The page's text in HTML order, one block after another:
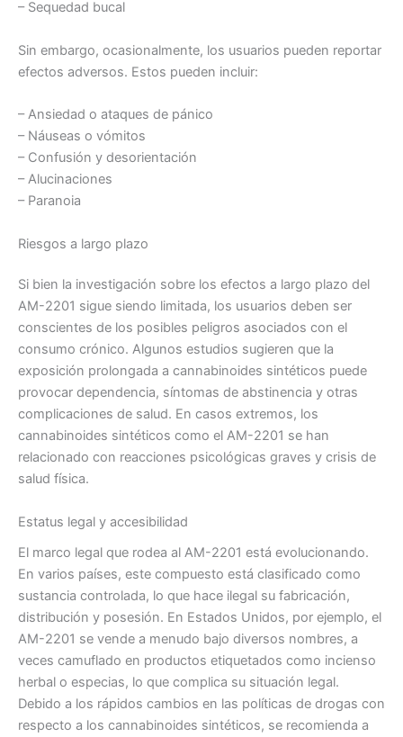
– Sequedad bucal
Sin embargo, ocasionalmente, los usuarios pueden reportar
efectos adversos. Estos pueden incluir:
– Ansiedad o ataques de pánico
– Náuseas o vómitos
– Confusión y desorientación
– Alucinaciones
– Paranoia
Riesgos a largo plazo
Si bien la investigación sobre los efectos a largo plazo del
AM-2201 sigue siendo limitada, los usuarios deben ser
conscientes de los posibles peligros asociados con el
consumo crónico. Algunos estudios sugieren que la
exposición prolongada a cannabinoides sintéticos puede
provocar dependencia, síntomas de abstinencia y otras
complicaciones de salud. En casos extremos, los
cannabinoides sintéticos como el AM-2201 se han
relacionado con reacciones psicológicas graves y crisis de
salud física.
Estatus legal y accesibilidad
El marco legal que rodea al AM-2201 está evolucionando.
En varios países, este compuesto está clasificado como
sustancia controlada, lo que hace ilegal su fabricación,
distribución y posesión. En Estados Unidos, por ejemplo, el
AM-2201 se vende a menudo bajo diversos nombres, a
veces camuflado en productos etiquetados como incienso
herbal o especias, lo que complica su situación legal.
Debido a los rápidos cambios en las políticas de drogas con
respecto a los cannabinoides sintéticos, se recomienda a